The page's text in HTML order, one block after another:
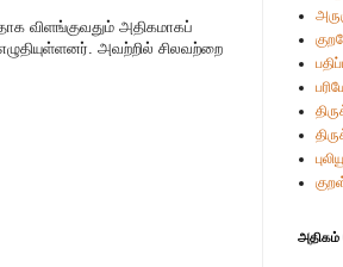
விளங்குவதும் அதிகமாகப்
அவற்றில் சிலவற்றை
அதிகம்